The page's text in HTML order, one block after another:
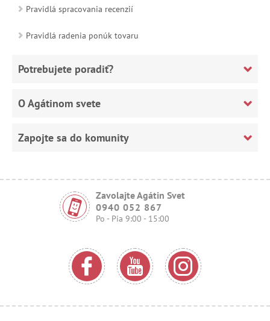
Pravidlá spracovania recenzií
Pravidlá radenia ponúk tovaru
Potrebujete poradiť?
O Agátinom svete
Zapojte sa do komunity
Zavolajte Agátin Svet
0940 052 867
Po - Pia 9:00 - 15:00